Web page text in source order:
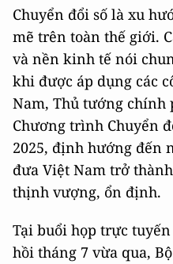
Chuyển đổi số là xu
mẽ trên toàn thế giới.
và nền kinh tế nói
khi được áp dụng các
Nam, Thủ tướng chính
Chương trình Chuyển
2025, định hướng đến
đưa Việt Nam trở
thịnh vượng, ổn định.
Tại buổi họp trực
hồi tháng 7 vừa qua,